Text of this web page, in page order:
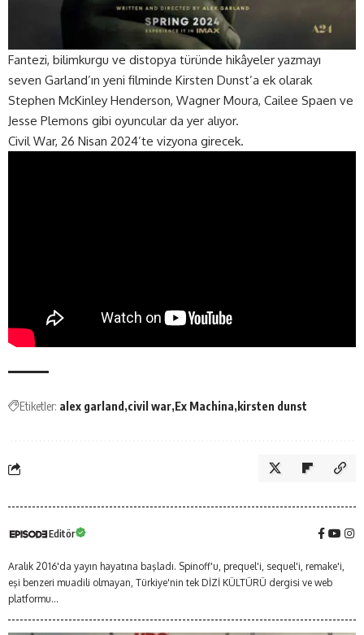
Fantezi, bilimkurgu ve distopya türünde hikâyeler yazmayı
seven Garland’ın yeni filminde Kirsten Dunst’a ek olarak
Stephen McKinley Henderson, Wagner Moura, Cailee Spaen ve
Jesse Plemons gibi oyuncular da yer alıyor.
Civil War, 26 Nisan 2024’te vizyona girecek.
Etiketler: alex garland civil war Ex Machina kirsten dunst
Editör
Aralık 2016'da yayın hayatına başladı. Spinoff'u, prequel'i, sequel'i, remake'i,
eşi benzeri muadili olmayan, Türkiye'nin tek DİZİ KÜLTÜRÜ dergisi ve web
platformu...